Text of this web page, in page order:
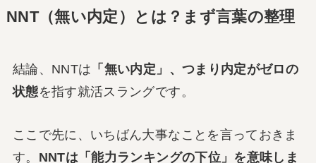
NNT（無い内定）とは？まず言葉の整理
結論、NNTは 「無い内定」、つまり内定がゼロの
状態を指す就活スラングです。
ここで先に、いちばん大事なことを言っておきま
す。 NNTは「能力ランキングの下位」を意味しま